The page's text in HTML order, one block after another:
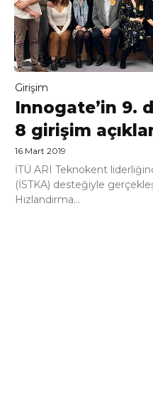
Girişim
Innogate’in 9.
8 girişim
16 Mart 2019
İTÜ ARI Teknokent
(İSTKA) desteğiyle
Hızlandırma...